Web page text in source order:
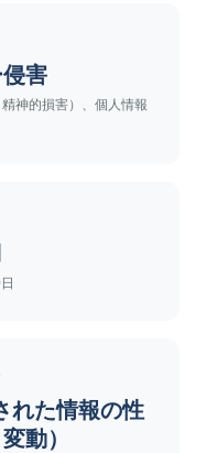
害
神的損害）、個人情報
れた情報の性
動）